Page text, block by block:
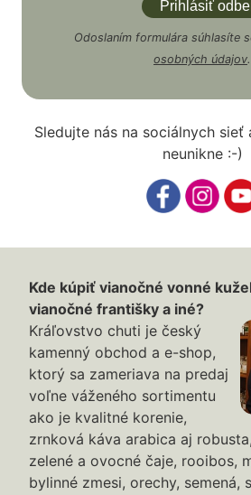
Odoslaním formulára súhlasíte
osobných údajov.
Sledujte nás na sociálnych sieť
neunikne :-)
Kde kúpiť vianočné vonné
vianočné františky a iné?
Kráľovstvo chuti je český
kamenný obchod a e-shop,
ktorý sa zameriava na predaj
voľne váženého sortimentu
ako je kvalitné korenie,
zrnková káva arabica aj
zelené a ovocné čaje, rooibos,
bylinné zmesi, orechy, semená,